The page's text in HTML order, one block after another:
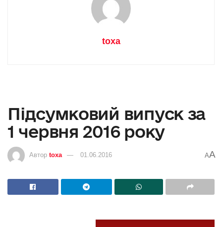
toxa
Підсумковий випуск за
1 червня 2016 року
Автор toxa 01.06.2016 AA